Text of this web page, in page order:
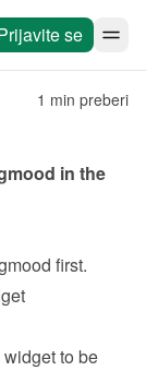
se
1 min preberi
in the
first.
to be